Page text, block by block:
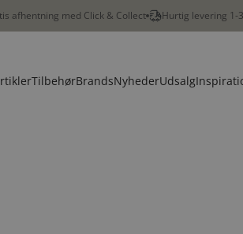
afhentning med Click & Collect Hurtig levering 1-
TilbehørBrandsNyhederUdsalg